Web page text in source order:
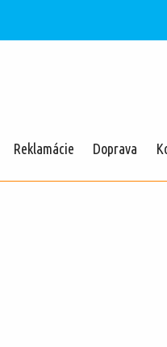
Reklamácie Doprava